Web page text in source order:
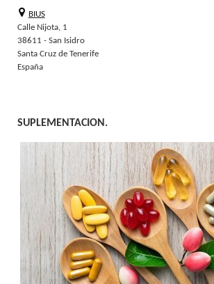
BIUS
Calle Nijota, 1
38611 - San Isidro
Santa Cruz de Tenerife
España
SUPLEMENTACION.